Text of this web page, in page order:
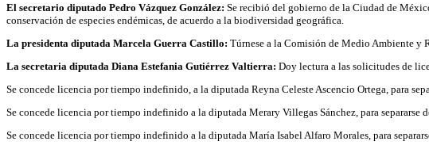
El secretario diputado Pedro Vázquez González: Se recibió del gobierno de la Ciudad de
conservación de especies endémicas, de acuerdo a la biodiversidad geográfica.
La presidenta diputada Marcela Guerra Castillo: Túrnese a la Comisión de Medio Ambiente y
La secretaria diputada Diana Estefania Gutiérrez Valtierra: Doy lectura a las solicitudes de
Se concede licencia por tiempo indefinido, a la diputada Reyna Celeste Ascencio Ortega, para
Se concede licencia por tiempo indefinido a la diputada Merary Villegas Sánchez, para separarse
Se concede licencia por tiempo indefinido a la diputada María Isabel Alfaro Morales, para